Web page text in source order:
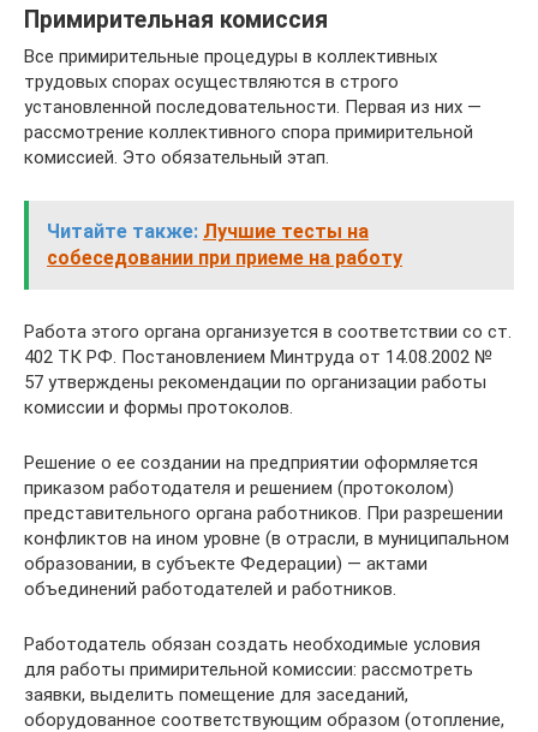
Примирительная комиссия
Все примирительные процедуры в коллективных
трудовых спорах осуществляются в строго
установленной последовательности. Первая из них —
рассмотрение коллективного спора примирительной
комиссией. Это обязательный этап.
Читайте также: Лучшие тесты на
собеседовании при приеме на работу
Работа этого органа организуется в соответствии со ст.
402 ТК РФ. Постановлением Минтруда от 14.08.2002 №
57 утверждены рекомендации по организации работы
комиссии и формы протоколов.
Решение о ее создании на предприятии оформляется
приказом работодателя и решением (протоколом)
представительного органа работников. При разрешении
конфликтов на ином уровне (в отрасли, в муниципальном
образовании, в субъекте Федерации) — актами
объединений работодателей и работников.
Работодатель обязан создать необходимые условия
для работы примирительной комиссии: рассмотреть
заявки, выделить помещение для заседаний,
оборудованное соответствующим образом (отопление,